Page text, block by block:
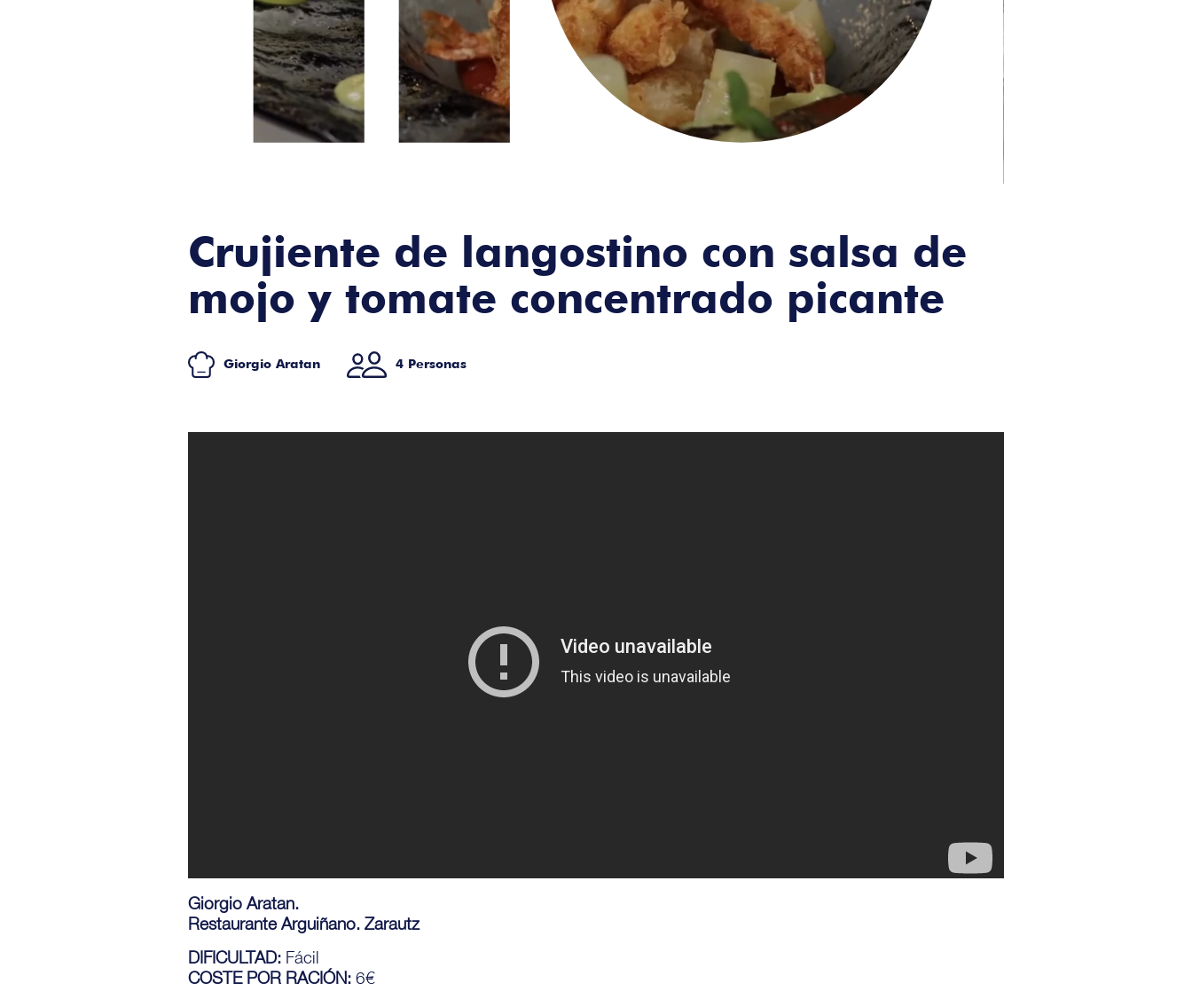
Crujiente de langostino con salsa de
mojo y tomate concentrado picante
Giorgio Aratan 4 Personas
Giorgio Aratan.
Restaurante Arguiñano. Zarautz
DIFICULTAD: Fácil
COSTE POR RACIÓN: 6€